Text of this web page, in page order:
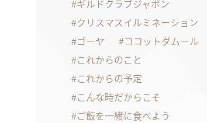
ギルドクラブジャポン
クリスマスイルミネーション
ゴーヤ
ココットダムール
これからのこと
これからの予定
こんな時だからこそ
ご飯を一緒に食べよう